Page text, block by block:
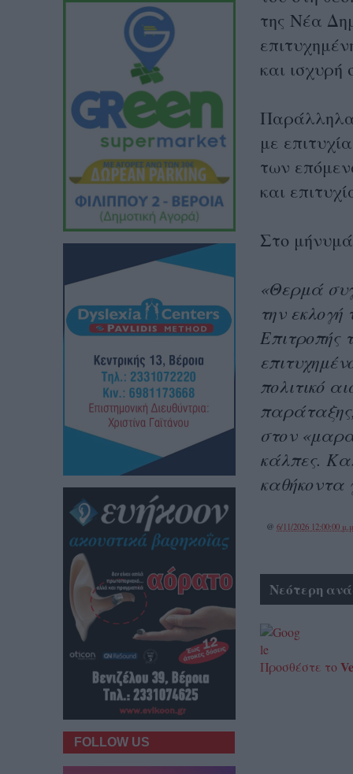
της Νέα
και
με
των
και
Στο
«Θερμά
την
Επιτροπής
πολιτικό
στον
κάλπες.
καθήκοντα
@ 6/11/2026 12:00:00
Νεότερη
Προσθέστε το
FOLLOW US